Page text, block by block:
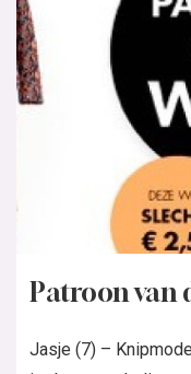
Patroon van
Jasje (7) –